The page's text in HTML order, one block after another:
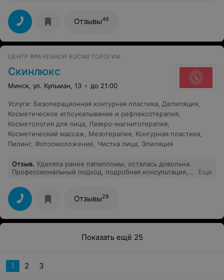
уход за лицом от Марины , зашёл на все 100 и цены
очень сладкие) присмотрела бочку и массаж, люблю
когда в одном месте, можно сделать все. Спасибо
этому салону
Отзывы46
ЦЕНТР ВРАЧЕБНОЙ КОСМЕТОЛОГИИ
Скинлюкс
Минск, ул. Кульман, 13 до 21:00
Услуги: Безоперационная контурная пластика Депиляция
Косметическое иглоукалывание и рефлексотерапия
Косметология для лица Лазеро-магнитотерапия
Косметический массаж
Мезотерапия Контурная пластика
Пилинг, Фотоомоложение Чистка лица Эпиляция
Отзыв. Удаляла ранее папилломы, осталась довольна.
Профессиональный подход, подробная консультация,
Дополнительные бонусы. Вот сейчас решила удалить
родинки, менять центр не буду, так как очень довольна
ценой и качеством Скинлюкса. Рекомендую.
Еще
Отзывы28
Показать ещё 25
1 2 3